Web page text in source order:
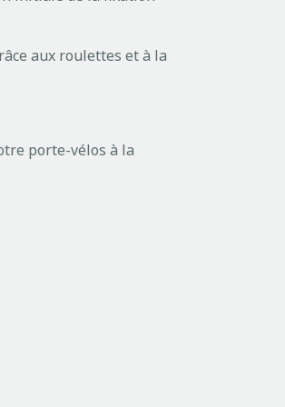
aux roulettes et à la
porte-vélos à la